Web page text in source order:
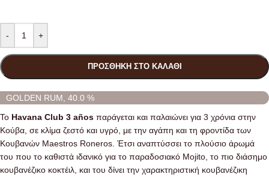
- +
ΠΡΟΣΘΉΚΗ ΣΤΟ ΚΑΛΆΘΙ
GOLDEN RUM, 40.0 %
Το Havana Club 3 años παράγεται και παλαιώνει για 3 χρόνια στην
Κούβα, σε κλίμα ζεστό και υγρό, με την αγάπη και τη φροντίδα των
Κουβανών Maestros Roneros. Έτσι αναπτύσσει το πλούσιο άρωμά
του που το καθιστά ιδανικό για το παραδοσιακό Mojito, το πιο διάσημο
κουβανέζικο κοκτέιλ, και του δίνει την χαρακτηριστική κουβανέζικη